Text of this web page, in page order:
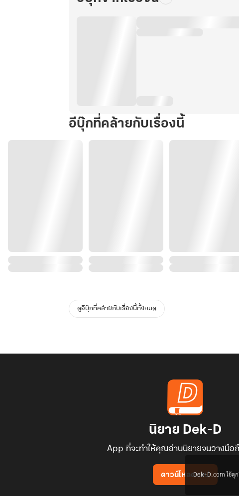
อีบุ๊กที่คล้ายกับเรื่องนี้
ดูอีบุ๊กที่คล้ายกับเรื่องนี้ทั้งหมด
นิยาย Dek-D
App ที่จะทำให้คุณอ่านนิยายจนวางมือ
ดาวน์โหลดแอปDek-D.com ใช้คุ